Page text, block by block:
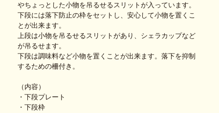
やちょっとした小物を吊るせるスリットが入っています。
下段には落下防止の枠をセットし、安心して小物を置くこ
とが出来ます。
上段は小物を吊るせるスリットがあり、シェラカップなど
が吊るせます。
下段は調味料など小物を置くことが出来ます。落下を抑制
するための柵付き。
（内容）
・下段プレート
・下段枠